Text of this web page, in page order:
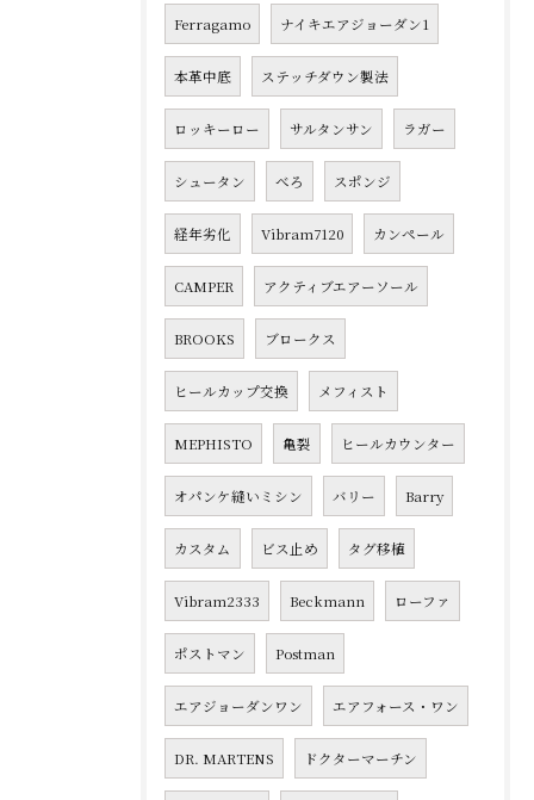
Ferragamo ナイキエアジョーダン1
本革中底 ステッチダウン製法
ロッキーロー サルタンサン ラガー
シュータン べろ スポンジ
経年劣化 Vibram7120 カンペール
CAMPER アクティブエアーソール
BROOKS ブロークス
ヒールカップ交換 メフィスト
MEPHISTO 亀裂 ヒールカウンター
オパンケ縫いミシン バリー Barry
カスタム ビス止め タグ移植
Vibram2333 Beckmann ローファ
ポストマン Postman
エアジョーダンワン エアフォース・ワン
DR. MARTENS ドクターマーチン